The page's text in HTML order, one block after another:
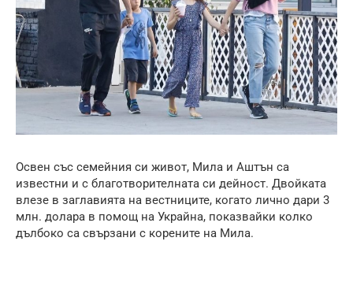
Освен със семейния си живот, Мила и Аштън са
известни и с благотворителната си дейност. Двойката
влезе в заглавията на вестниците, когато лично дари 3
млн. долара в помощ на Украйна, показвайки колко
дълбоко са свързани с корените на Мила.